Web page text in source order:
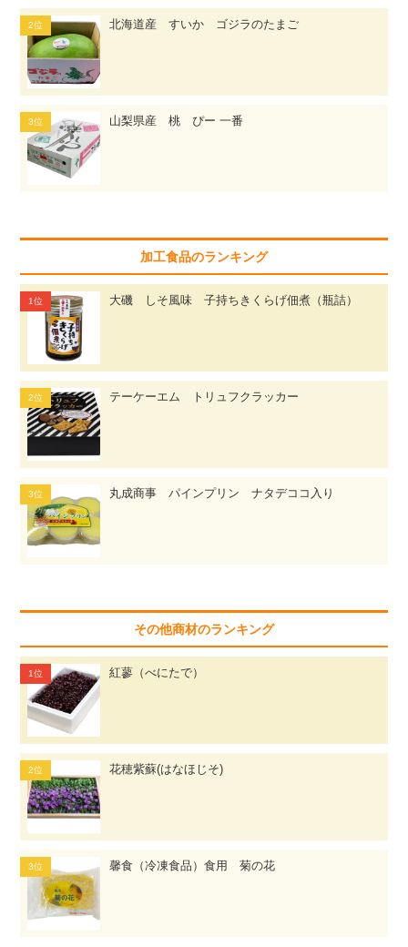
北海道産 すいか ゴジラのたまご
山梨県産 桃 ぴー 一番
加工食品のランキング
大磯 しそ風味 子持ちきくらげ佃煮（瓶詰）
テーケーエム トリュフクラッカー
丸成商事 パインプリン ナタデココ入り
その他商材のランキング
紅蓼（べにたで）
花穂紫蘇(はなほじそ)
馨食（冷凍食品）食用 菊の花